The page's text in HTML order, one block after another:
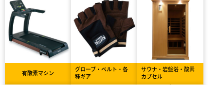
有酸素マシン
グローブ・ベルト・各
種ギア
サウナ・岩盤浴・酸素
カプセル